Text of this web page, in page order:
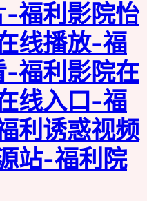
-福利影院怡
线播放-福
-福利影院在
线入口-福
利诱惑视频
站-福利院